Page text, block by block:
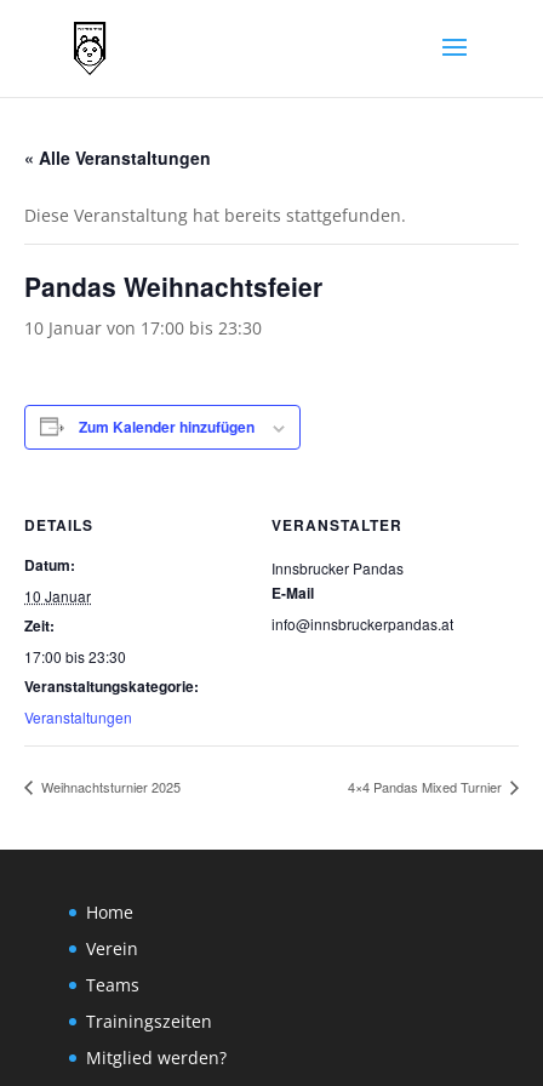
« Alle Veranstaltungen
Diese Veranstaltung hat bereits stattgefunden.
Pandas Weihnachtsfeier
10 Januar von 17:00 bis 23:30
Zum Kalender hinzufügen
DETAILS
Datum:
10 Januar
Zeit:
17:00 bis 23:30
Veranstaltungskategorie:
Veranstaltungen
VERANSTALTER
Innsbrucker Pandas
E-Mail
info@innsbruckerpandas.at
Weihnachtsturnier 2025 4×4 Pandas Mixed Turnier
Home
Verein
Teams
Trainingszeiten
Mitglied werden?